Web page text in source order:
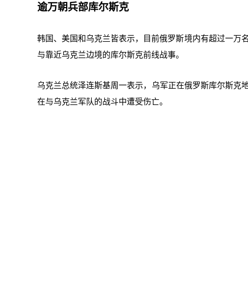
逾万朝兵部库尔斯克
韩国、美国和乌克兰皆表示，目前俄罗斯境内有超过一万
与靠近乌克兰边境的库尔斯克前线战事。
乌克兰总统泽连斯基周一表示，乌军正在俄罗斯库尔斯
在与乌克兰军队的战斗中遭受伤亡。